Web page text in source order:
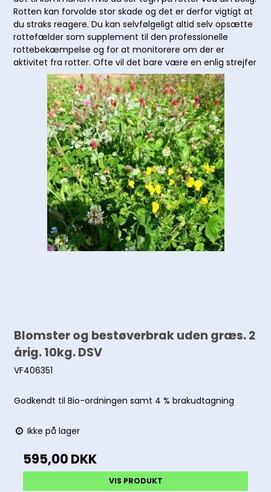
Rotten kan forvolde stor skade og det er derfor vigtigt at
du straks reagere. Du kan selvfølgeligt altid selv opsætte
rottefælder som supplement til den professionelle
rottebekæmpelse og for at monitorere om der er
aktivitet fra rotter. Ofte vil det bare være en enlig strejfer
Blomster og bestøverbrak uden græs. 2
årig. 10kg. DSV
VF406351
Godkendt til Bio-ordningen samt 4 % brakudtagning
Ikke på lager
595,00 DKK
VIS PRODUKT